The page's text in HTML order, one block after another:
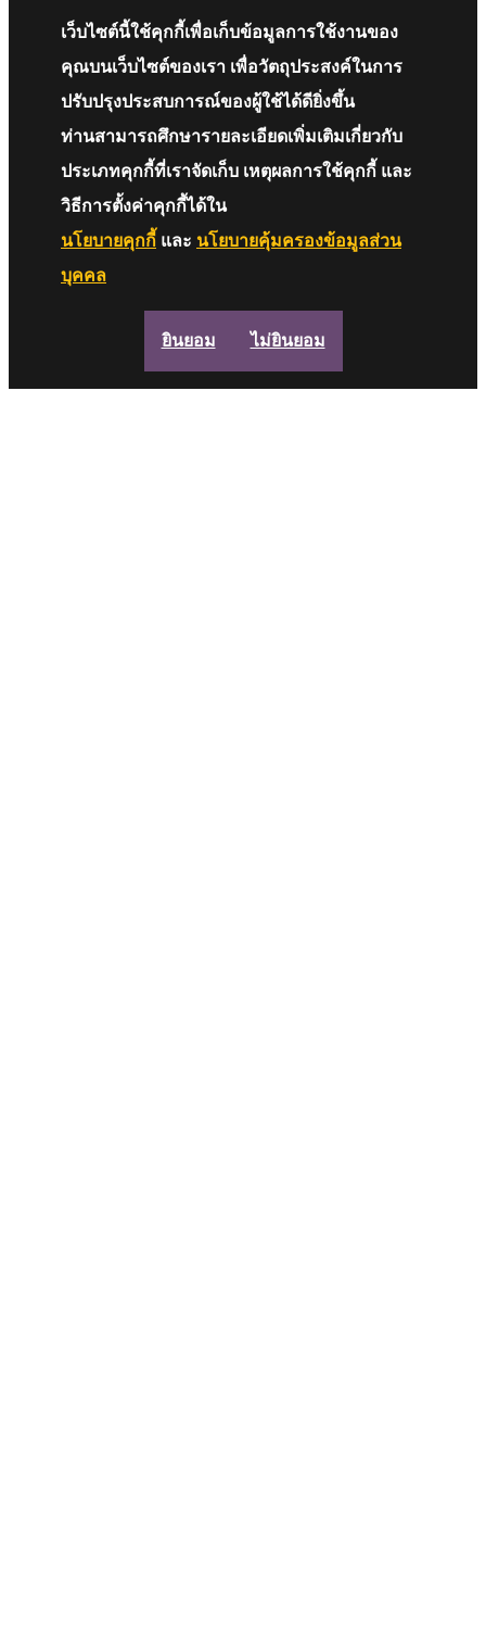
เว็บไซต์นี้ใช้คุกกี้เพื่อเก็บข้อมูลการใช้งานของ
คุณบนเว็บไซต์ของเรา เพื่อวัตถุประสงค์ในการ
ปรับปรุงประสบการณ์ของผู้ใช้ได้ดียิ่งขึ้น
ท่านสามารถศึกษารายละเอียดเพิ่มเติมเกี่ยวกับ
ประเภทคุกกี้ที่เราจัดเก็บ เหตุผลการใช้คุกกี้ และ
วิธีการตั้งค่าคุกกี้ได้ใน
นโยบายคุกกี้ และ นโยบายคุ้มครองข้อมูลส่วน
บุคคล
ยินยอม ไม่ยินยอม